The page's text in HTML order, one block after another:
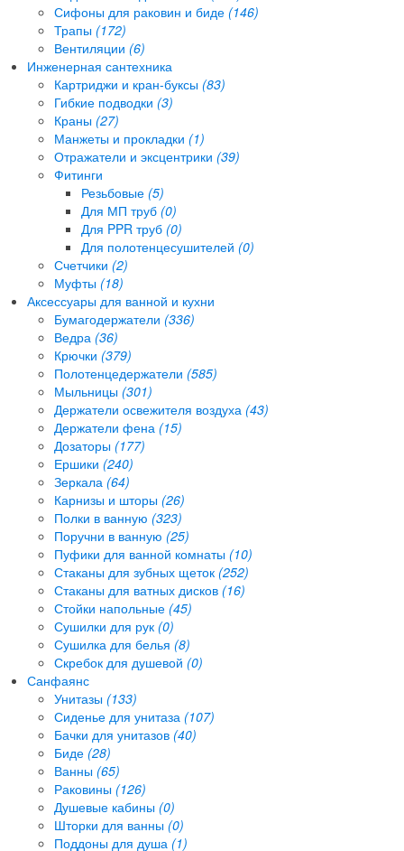
Сифоны для раковин и биде (146)
Трапы (172)
Вентиляции (6)
Инженерная сантехника
Картриджи и кран-буксы (83)
Гибкие подводки (3)
Краны (27)
Манжеты и прокладки (1)
Отражатели и эксцентрики (39)
Фитинги
Резьбовые (5)
Для МП труб (0)
Для PPR труб (0)
Для полотенцесушителей (0)
Счетчики (2)
Муфты (18)
Аксессуары для ванной и кухни
Бумагодержатели (336)
Ведра (36)
Крючки (379)
Полотенцедержатели (585)
Мыльницы (301)
Держатели освежителя воздуха (43)
Держатели фена (15)
Дозаторы (177)
Ершики (240)
Зеркала (64)
Карнизы и шторы (26)
Полки в ванную (323)
Поручни в ванную (25)
Пуфики для ванной комнаты (10)
Стаканы для зубных щеток (252)
Стаканы для ватных дисков (16)
Стойки напольные (45)
Сушилки для рук (0)
Сушилка для белья (8)
Скребок для душевой (0)
Санфаянс
Унитазы (133)
Сиденье для унитаза (107)
Бачки для унитазов (40)
Биде (28)
Ванны (65)
Раковины (126)
Душевые кабины (0)
Шторки для ванны (0)
Поддоны для душа (1)